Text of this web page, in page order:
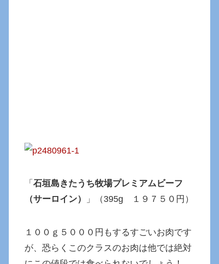
「石垣島きたうち牧場プレミアムビーフ
（サーロイン）
」（395g １９７５０円）
１００ｇ５０００円もするすごいお肉です
が、恐らくこのクラスのお肉は他では絶対